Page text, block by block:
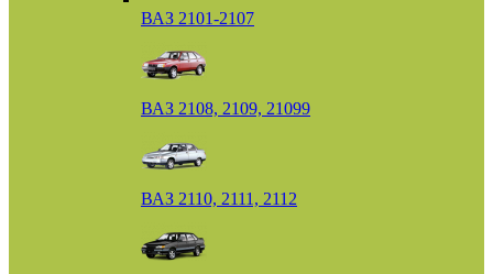
ВАЗ 2101-2107
ВАЗ 2108, 2109, 21099
ВАЗ 2110, 2111, 2112